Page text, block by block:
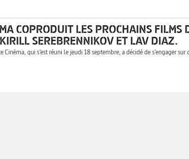
COPRODUIT LES PROCHAINS
SEREBRENNIKOV ET LAV DIAZ.
Cinéma, qui s’est réuni le jeudi 18 septembre, a décidé de s’engager sur